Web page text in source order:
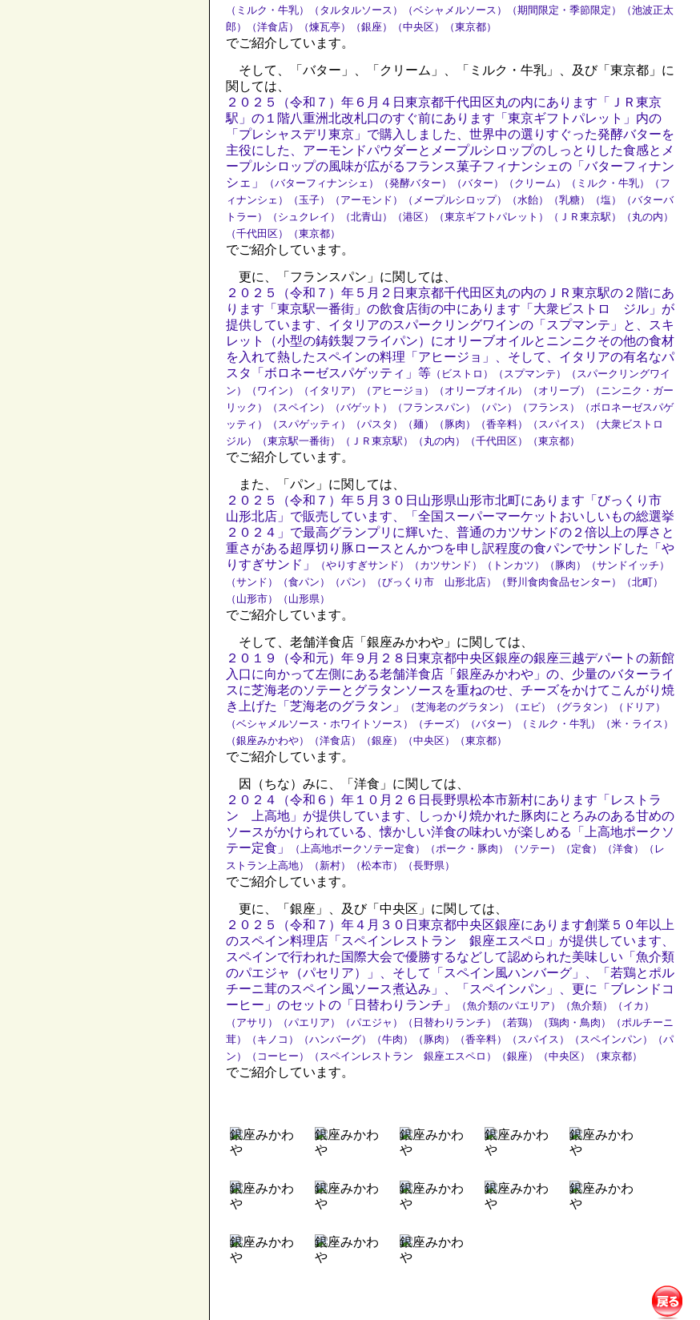
（ミルク・牛乳）（タルタルソース）（ベシャメルソース）（期間限定・季節限定）（池波正太
郎）（洋食店）（煉瓦亭）（銀座）（中央区）（東京都）
でご紹介しています。
そして、「バター」、「クリーム」、「ミルク・牛乳」、及び「東京都」に
関しては、
２０２５（令和７）年６月４日東京都千代田区丸の内にあります「ＪＲ東京
駅」の１階八重洲北改札口のすぐ前にあります「東京ギフトパレット」内の
「プレシャスデリ東京」で購入しました、世界中の選りすぐった発酵バターを
主役にした、アーモンドパウダーとメープルシロップのしっとりした食感とメ
ープルシロップの風味が広がるフランス菓子フィナンシェの「バターフィナン
シェ」
（バターフィナンシェ）（発酵バター）（バター）（クリーム）（ミルク・牛乳）（フ
ィナンシェ）（玉子）（アーモンド）（メープルシロップ）（水飴）（乳糖）（塩）（バターバ
トラー）（シュクレイ）（北青山）（港区）（東京ギフトパレット）（ＪＲ東京駅）（丸の内）
（千代田区）（東京都）
でご紹介しています。
更に、「フランスパン」に関しては、
２０２５（令和７）年５月２日東京都千代田区丸の内のＪＲ東京駅の２階にあ
ります「東京駅一番街」の飲食店街の中にあります「大衆ビストロ ジル」が
提供しています、イタリアのスパークリングワインの「スプマンテ」と、スキ
レット（小型の鋳鉄製フライパン）にオリーブオイルとニンニクその他の食材
を入れて熱したスペインの料理「アヒージョ」、そして、イタリアの有名なパ
スタ「ボロネーゼスパゲッティ」等 （ビストロ）（スプマンテ）（スパークリングワイ
ン）（ワイン）（イタリア）（アヒージョ）（オリーブオイル）（オリーブ）（ニンニク・ガー
リック）（スペイン）（バゲット）（フランスパン）（パン）（フランス）（ボロネーゼスパゲ
ッティ）（スパゲッティ）（パスタ）（麺）（豚肉）（香辛料）（スパイス）（大衆ビストロ
ジル）（東京駅一番街）（ＪＲ東京駅）（丸の内）（千代田区）（東京都）
でご紹介しています。
また、「パン」に関しては、
２０２５（令和７）年５月３０日山形県山形市北町にあります「びっくり市
山形北店」で販売しています、「全国スーパーマーケットおいしいもの総選挙
２０２４」で最高グランプリに輝いた、普通のカツサンドの２倍以上の厚さと
重さがある超厚切り豚ロースとんかつを申し訳程度の食パンでサンドした「や
りすぎサンド」
（やりすぎサンド）（カツサンド）（トンカツ）（豚肉）（サンドイッチ）
（サンド）（食パン）（パン）（びっくり市 山形北店）（野川食肉食品センター）（北町）
（山形市）（山形県）
でご紹介しています。
そして、老舗洋食店「銀座みかわや」に関しては、
２０１９（令和元）年９月２８日東京都中央区銀座の銀座三越デパートの新館
入口に向かって左側にある老舗洋食店「銀座みかわや」の、少量のバターライ
スに芝海老のソテーとグラタンソースを重ねのせ、チーズをかけてこんがり焼
き上げた「芝海老のグラタン」
（芝海老のグラタン）（エビ）（グラタン）（ドリア）
（ベシャメルソース・ホワイトソース）（チーズ）（バター）（ミルク・牛乳）（米・ライス）
（銀座みかわや）（洋食店）（銀座）（中央区）（東京都）
でご紹介しています。
因（ちな）みに、「洋食」に関しては、
２０２４（令和６）年１０月２６日長野県松本市新村にあります「レストラ
ン 上高地」が提供しています、しっかり焼かれた豚肉にとろみのある甘めの
ソースがかけられている、懐かしい洋食の味わいが楽しめる「上高地ポークソ
テー定食」
（上高地ポークソテー定食）（ポーク・豚肉）（ソテー）（定食）（洋食）（レ
ストラン上高地）（新村）（松本市）（長野県）
でご紹介しています。
更に、「銀座」、及び「中央区」に関しては、
２０２５（令和７）年４月３０日東京都中央区銀座にあります創業５０年以上
のスペイン料理店「スペインレストラン 銀座エスペロ」が提供しています、
スペインで行われた国際大会で優勝するなどして認められた美味しい「魚介類
のパエジャ（パセリア）」、そして「スペイン風ハンバーグ」、「若鶏とポル
チーニ茸のスペイン風ソース煮込み」、「スペインパン」、更に「ブレンドコ
ーヒー」のセットの「日替わりランチ」
（魚介類のパエリア）（魚介類）（イカ）
（アサリ）（パエリア）（パエジャ）（日替わりランチ）（若鶏）（鶏肉・鳥肉）（ポルチーニ
茸）（キノコ）（ハンバーグ）（牛肉）（豚肉）（香辛料）（スパイス）（スペインパン）（パ
ン）（コーヒー）（スペインレストラン 銀座エスペロ）（銀座）（中央区）（東京都）
でご紹介しています。